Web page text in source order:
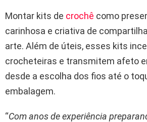
Montar kits de crochê como
carinhosa e criativa de
arte. Além de úteis, esses kits
crocheteiras e transmitem afeto
desde a escolha dos fios até o
embalagem.
“Com anos de experiência